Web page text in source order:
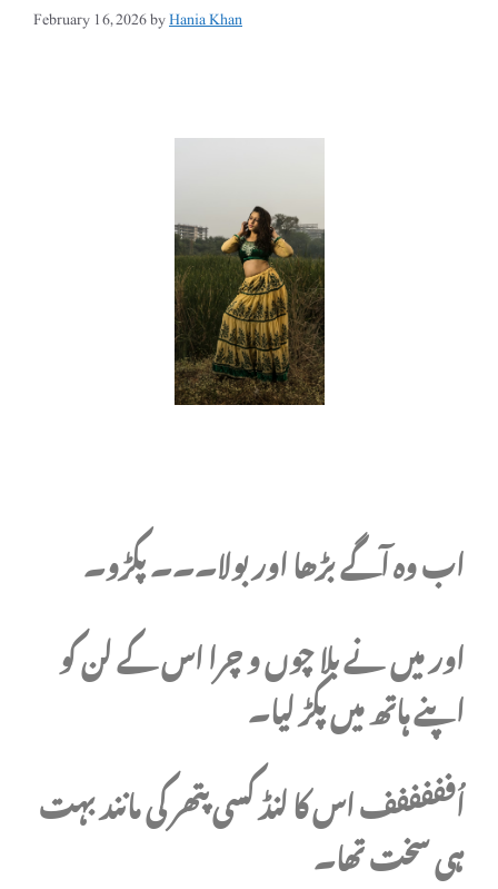
February 16, 2026byHania Khan
اب وہ آگے بڑھا اور بولا۔۔۔ پکڑو۔
اور میں نے بلا چوں و چرا اس کے لن کو
اپنے ہاتھ میں پکڑ لیا۔
اُفففففف اس کا لنڈ کسی پتھر کی مانند بہت
ہی سخت تھا۔